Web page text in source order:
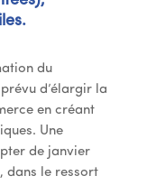
du
d’élargir la
en créant
Une
de janvier
dans le ressort